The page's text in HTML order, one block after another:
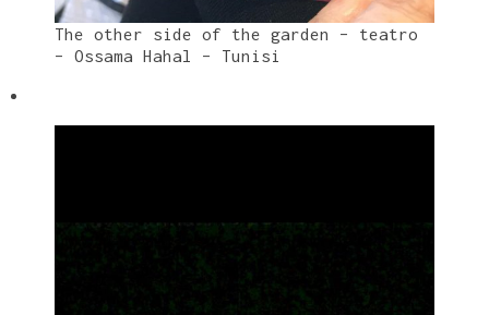
The other side of the garden – teatro
– Ossama Hahal – Tunisi